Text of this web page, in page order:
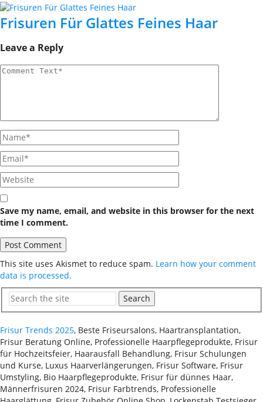
Frisuren Für Glattes Feines Haar
Leave a Reply
Save my name, email, and website in this browser for the next
time I comment.
This site uses Akismet to reduce spam. Learn how your comment
data is processed.
Search
Frisur Trends 2025, Beste Friseursalons, Haartransplantation,
Frisur Beratung Online, Professionelle Haarpflegeprodukte, Frisur
für Hochzeitsfeier, Haarausfall Behandlung, Frisur Schulungen
und Kurse, Luxus Haarverlängerungen, Frisur Software, Frisur
Umstyling, Bio Haarpflegeprodukte, Frisur für dünnes Haar,
Männerfrisuren 2024, Frisur Farbtrends, Professionelle